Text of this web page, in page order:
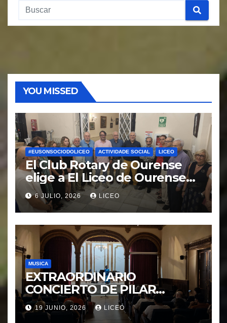
YOU MISSED
#EUSONSOCIODOLICEO ACTIVIDADE SOCIAL LICEO
El Club Rotary de Ourense
elige a El Liceo de Ourense
para la puesta en marcha del
proyecto “Ciudad Cardio
Protegida”.
6 JULIO, 2026 LICEO
MUSICA
EXTRAORDINARIO
CONCIERTO DE PILAR
MORÁGUEZ e ARABEL
MORÁGUEZ
19 JUNIO, 2026 LICEO